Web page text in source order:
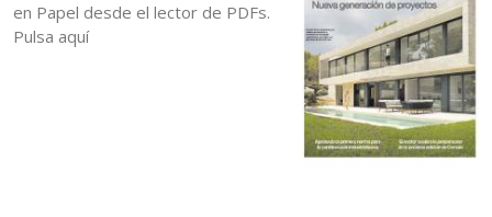
en Papel desde el lector de PDFs.
Pulsa aquí